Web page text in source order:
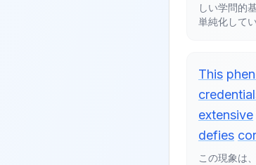
しい学問的
単純化してい
This
extensive
defies
この現象は